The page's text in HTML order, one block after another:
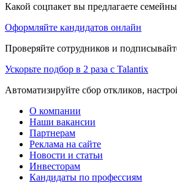
Какой соцпакет вы предлагаете
Оформляйте кандидатов онлайн
Проверяйте сотрудников и
Ускорьте подбор в 2 раза с Talantix
Автоматизируйте сбор откликов,
О компании
Наши вакансии
Партнерам
Реклама на сайте
Новости и статьи
Инвесторам
Кандидаты по профессиям